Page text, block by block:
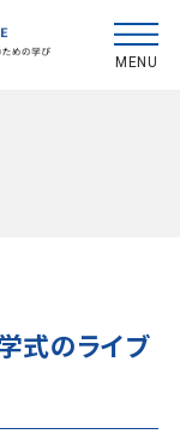
MENU
式のライブ